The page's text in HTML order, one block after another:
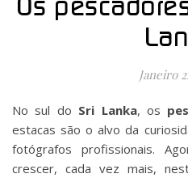
Os
Janeiro
No sul do Sri Lanka, os
estacas são o alvo da
fotógrafos profissionais.
crescer, cada vez mais,